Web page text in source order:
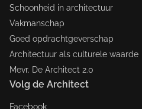
Schoonheid in architectuur
Vakmanschap
Goed opdrachtgeverschap
Architectuur als culturele waarde
Mevr. De Architect 2.0
Volg de Architect
Facebook